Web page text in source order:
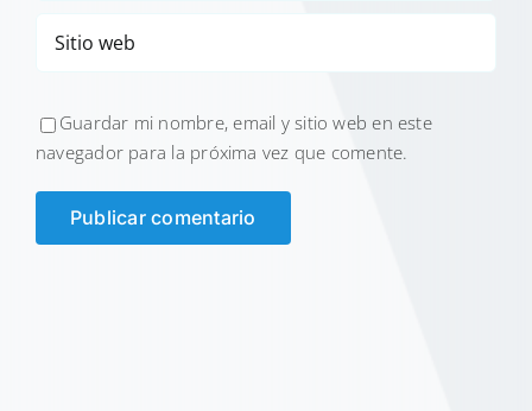
Guardar mi nombre, email y sitio web en este
navegador para la próxima vez que comente.